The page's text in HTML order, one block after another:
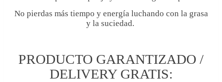
No pierdas más tiempo y energía luchando con la grasa
y la suciedad.
PRODUCTO GARANTIZADO /
DELIVERY GRATIS: